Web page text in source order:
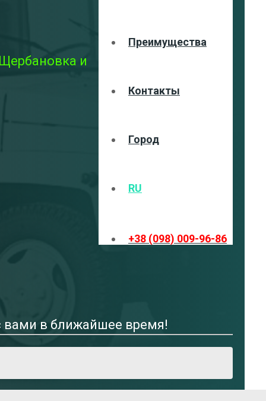
Преимущества
Контакты
Город
RU
+38 (098) 009-96-86
и
вами в ближайшее время!